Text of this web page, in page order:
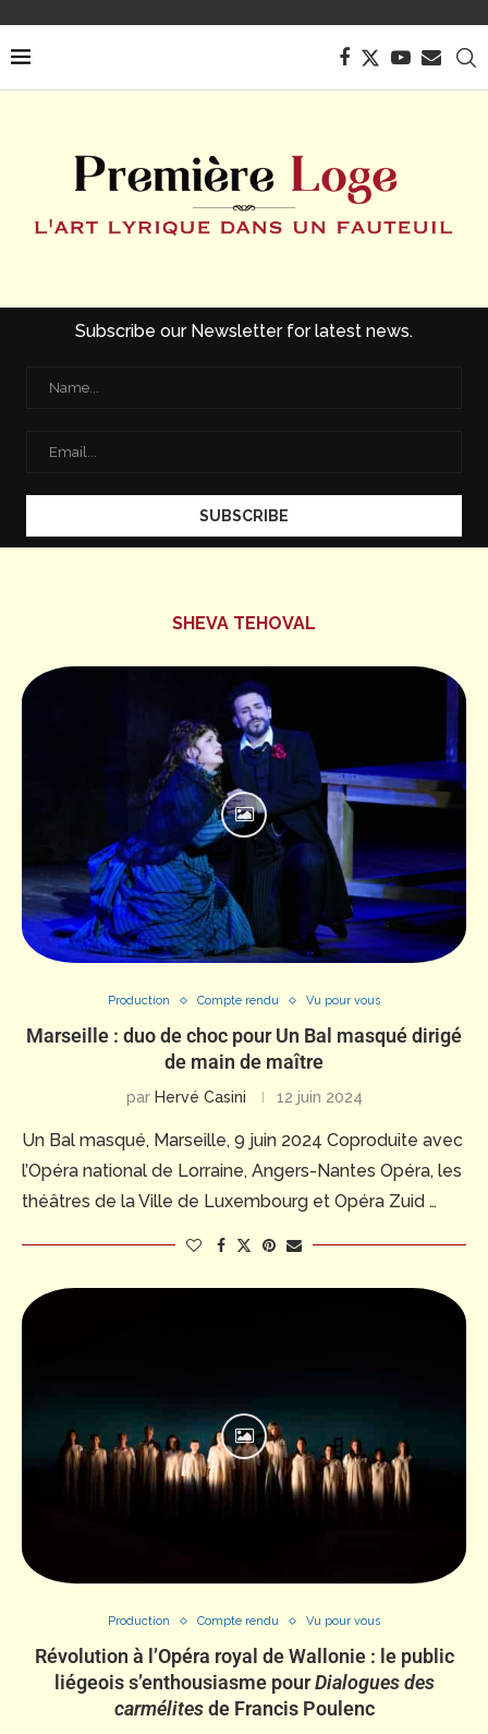
Subscribe our Newsletter for latest news.
SHEVA TEHOVAL
Production Compte rendu Vu pour vous
Marseille : duo de choc pour Un Bal masqué dirigé
de main de maître
par Hervé Casini 12 juin 2024
Un Bal masqué, Marseille, 9 juin 2024 Coproduite avec
l’Opéra national de Lorraine, Angers-Nantes Opéra, les
théâtres de la Ville de Luxembourg et Opéra Zuid …
Production Compte rendu Vu pour vous
Révolution à l’Opéra royal de Wallonie : le public
liégeois s’enthousiasme pourDialogues des
carmélitesde Francis Poulenc